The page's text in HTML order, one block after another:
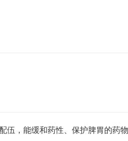
伍，能缓和药性、保护脾胃的药